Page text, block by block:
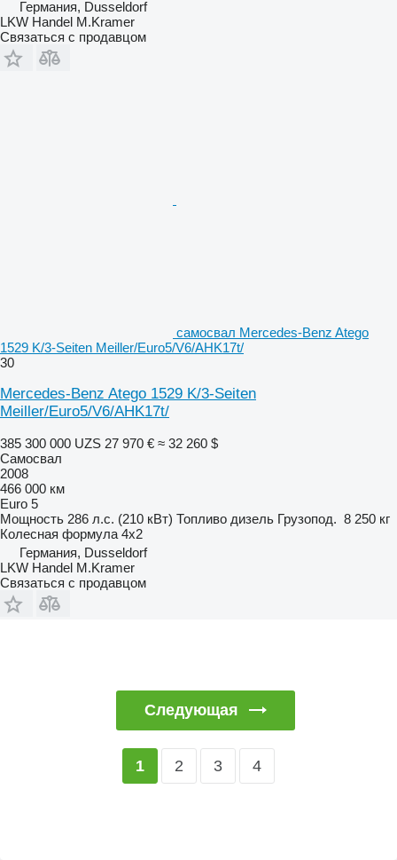
Германия, Dusseldorf
LKW Handel M.Kramer
Связаться с продавцом
самосвал Mercedes-Benz Atego
1529 K/3-Seiten Meiller/Euro5/V6/AHK17t/
30
Mercedes-Benz Atego 1529 K/3-Seiten
Meiller/Euro5/V6/AHK17t/
385 300 000 UZS 27 970 € ≈ 32 260 $
Самосвал
2008
466 000 км
Euro 5
Мощность 286 л.с. (210 кВт) Топливо дизель Грузопод. 8 250 кг
Колесная формула 4x2
Германия, Dusseldorf
LKW Handel M.Kramer
Связаться с продавцом
Следующая
1 2 3 4